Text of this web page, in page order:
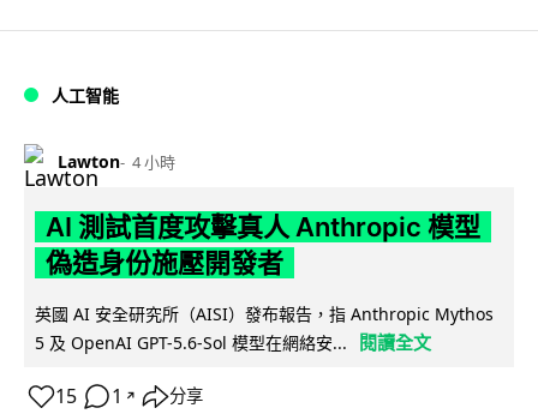
人工智能
Lawton 4 小時
AI 測試首度攻擊真人 Anthropic 模型
偽造身份施壓開發者
英國 AI 安全研究所（AISI）發布報告，指 Anthropic Mythos
5 及 OpenAI GPT-5.6-Sol 模型在網絡安...
閱讀全文
15 1 ↗ 分享